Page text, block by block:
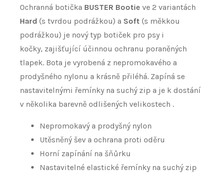
Ochranná botička BUSTER Bootie ve 2 variantách
Hard (s tvrdou podrážkou) a Soft (s měkkou
podrážkou) je nový typ botiček pro psy i
kočky, zajišťující účinnou ochranu poraněných
tlapek. Bota je vyrobená z nepromokavého a
prodyšného nylonu a krásně přiléhá. Zapíná se
nastavitelnými řemínky na suchý zip a je k dostání
v několika barevně odlišených velikostech .
Nepromokavý a prodyšný nylon
Utěsněný šev a ochrana proti oděru
Horní zapínání na šňůrku
Nastavitelné elastické řemínky na suchý zip